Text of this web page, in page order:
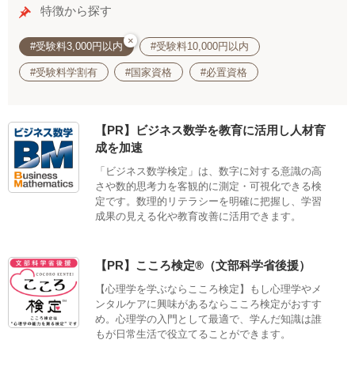
特徴から探す
#受験料3,000円以内
×
#受験料10,000円以内
#受験料学割有 #国家資格 #必置資格
【PR】ビジネス数学を教育に活用し人材育
成を加速
「ビジネス数学検定」は、数字に対する意識の高
さや数的思考力を客観的に測定・可視化できる検
定です。数理的リテラシーを明確に把握し、学習
成果の見える化や教育改善に活用できます。
【PR】こころ検定®（文部科学省後援）
【心理学を学ぶならこころ検定】もし心理学やメ
ンタルケアに興味があるならこころ検定がおすす
め。心理学の入門として最適で、学んだ知識は誰
もが日常生活で役立てることができます。